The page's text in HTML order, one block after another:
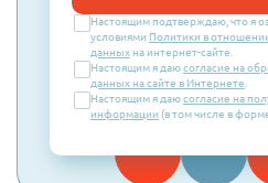
Настоящим подтверждаю, что я
условиями Политики в
данных на интернет-сайте.
Настоящим я даюсогласие на
данных на сайте в Интернете
Настоящим я даюсогласие на
информации (в том числе в